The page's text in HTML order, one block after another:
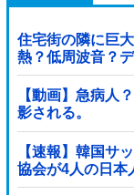
住宅街の隣に巨
熱？低周波音？
【動画】急病人
影される。
【速報】韓国サ
協会が4人の日本
ます」